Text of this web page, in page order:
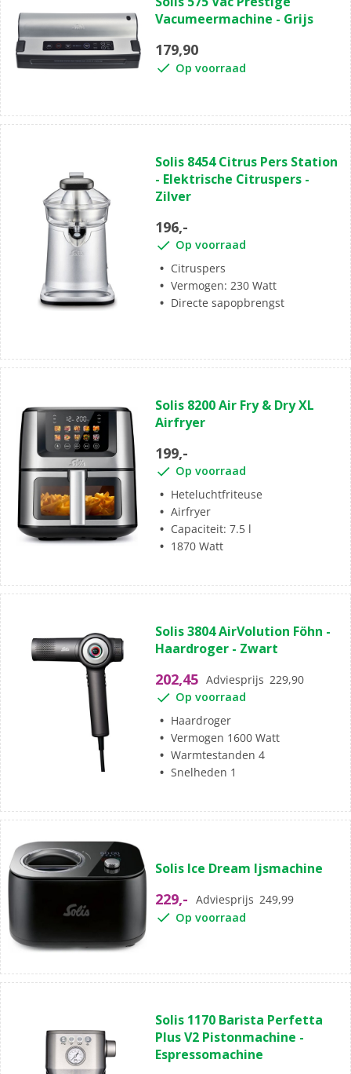
Vacumeermachine - Grijs
179,90
Op voorraad
Solis 8454 Citrus Pers Station
- Elektrische Citruspers -
Zilver
196,-
Op voorraad
Citruspers
Vermogen: 230 Watt
Directe sapopbrengst
Solis 8200 Air Fry & Dry XL
Airfryer
199,-
Op voorraad
Heteluchtfriteuse
Airfryer
Capaciteit: 7.5 l
1870 Watt
Solis 3804 AirVolution Föhn -
Haardroger - Zwart
202,45 Adviesprijs 229,90
Op voorraad
Haardroger
Vermogen 1600 Watt
Warmtestanden 4
Snelheden 1
Solis Ice Dream Ijsmachine
229,- Adviesprijs 249,99
Op voorraad
Solis 1170 Barista Perfetta
Plus V2 Pistonmachine -
Espressomachine